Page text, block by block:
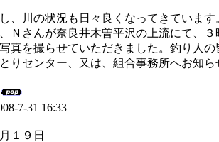
、川の状況も日々良くなってきています
Ｎさんが奈良井木曽平沢の上流にて、
真を撮らせていただきました。釣り人
りセンター、又は、組合事務所へお知ら
7-31 16:33
１９日